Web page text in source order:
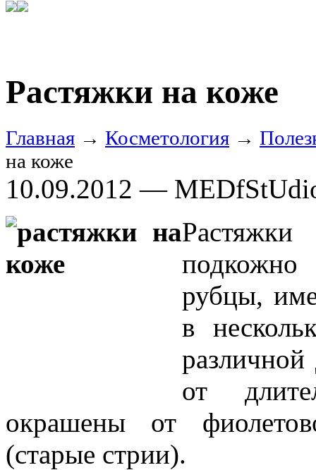
Растяжки на коже
Главная → Косметология →
на коже
10.09.2012 —
подкожно
рубцы,
в
от
окрашены от
(старые стрии).